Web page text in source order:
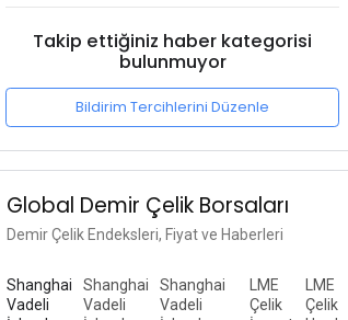
Takip ettiğiniz haber kategorisi
bulunmuyor
Bildirim Tercihlerini Düzenle
Global Demir Çelik Borsaları
Demir Çelik Endeksleri, Fiyat ve Haberleri
Shanghai
Vadeli
Shanghai
Vadeli
Shanghai
Vadeli
LME
Çelik
LME
Çelik